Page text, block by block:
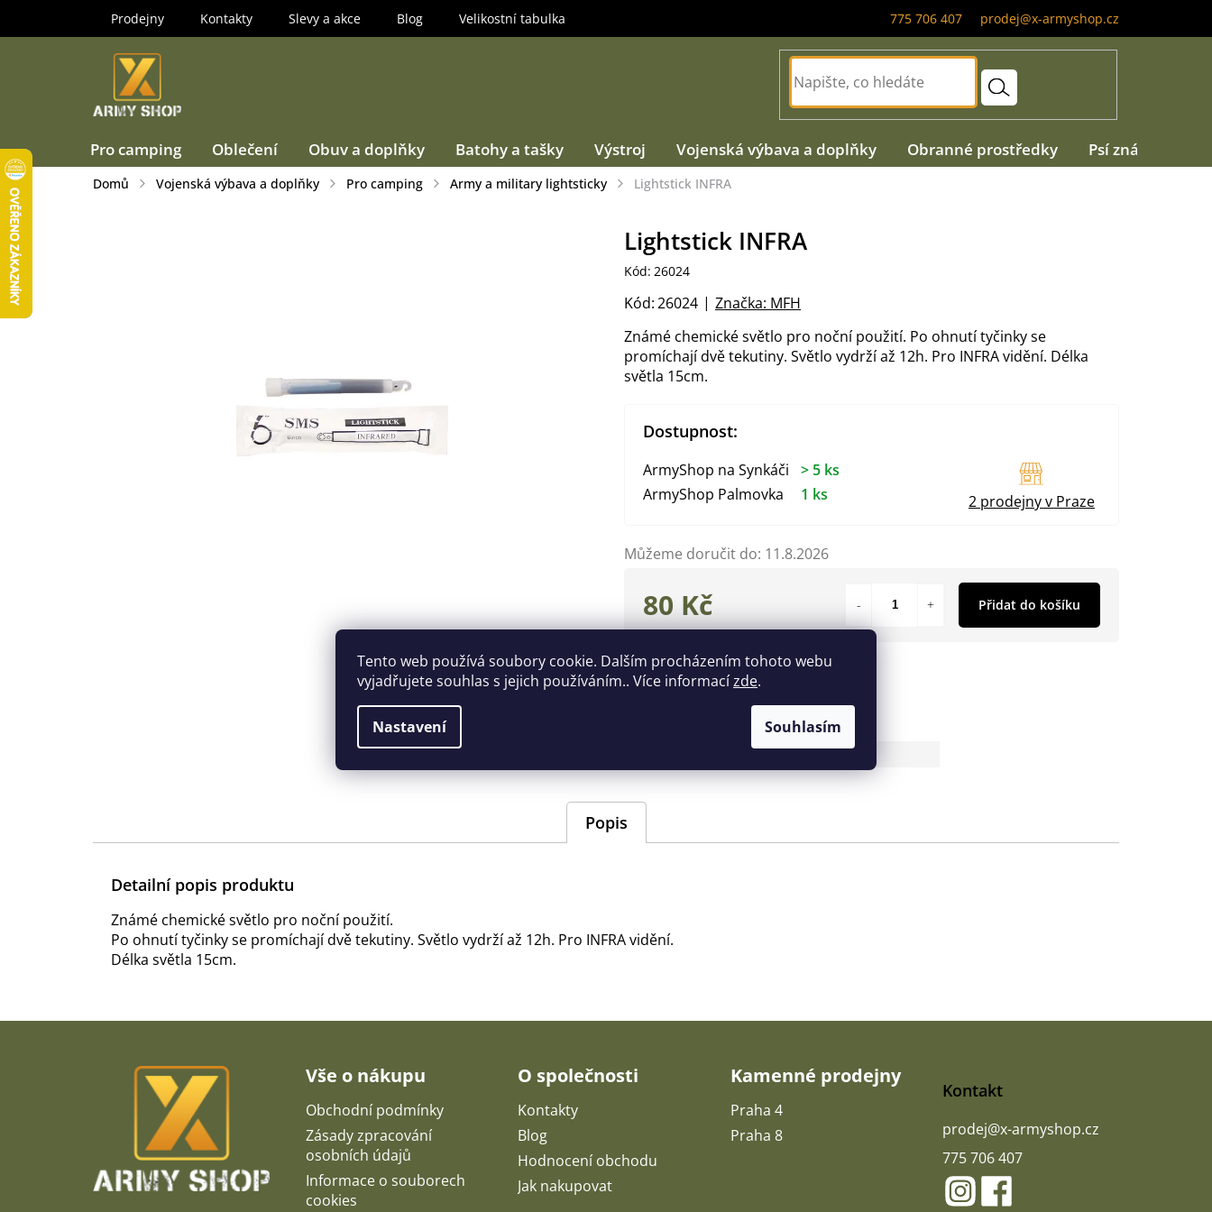
Tento web používá soubory cookie. Dalším procházením tohoto webu
vyjadřujete souhlas s jejich používáním.. Více informacízde.
Nastavení Souhlasím
775 706 407 prodej@x-armyshop.cz
Prodejny Kontakty Slevy a akce Blog Velikostní tabulka
Pro camping Oblečení Obuv a doplňky Batohy a tašky Výstroj Vojenská výbava a doplňky Obranné prostředky Psí známky
Domů Vojenská výbava a doplňky Pro camping Army a military lightsticky Lightstick INFRA
Můžeme doručit do: 11.8.2026
Známé chemické světlo pro noční použití. Po ohnutí tyčinky se
promíchají dvě tekutiny. Světlo vydrží až 12h. Pro INFRA vidění. Délka
světla 15cm.
Zeptat se Hlídat
Doplňkové parametry
4044633056764
Lightstick INFRA
Kód: 26024
Značka: MFH
Kód:26024
80 Kč
Měrná
Přidat do košíku
Dostupnost:
ArmyShop na Synkáči
> 5 ks
ArmyShop Palmovka
1 ks 2 prodejny v Praze
Popis
Detailní popis produktu
Známé chemické světlo pro noční použití.
Po ohnutí tyčinky se promíchají dvě tekutiny. Světlo vydrží až 12h. Pro INFRA vidění.
Délka světla 15cm.
Z
Vše o nákupu
Obchodní podmínky
Zásady zpracování
osobních údajů
Informace o souborech
cookies
O společnosti
Kontakty
Blog
Hodnocení obchodu
Jak nakupovat
Kamenné prodejny
Praha 4
Praha 8
Kontakt
prodej@x-armyshop.cz
775 706 407